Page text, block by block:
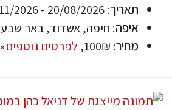
תאריך: 20/08/2026 - 05/11/2026
איפה: חיפה, אשדוד, באר שבע
מחיר: 100₪, לפרטים נוספים»